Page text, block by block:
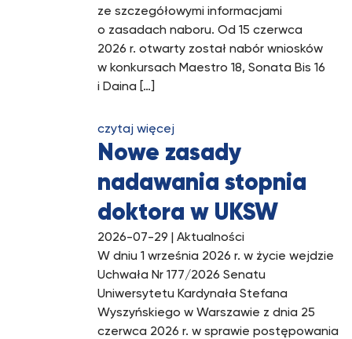
ze szczegółowymi informacjami
o zasadach naboru. Od 15 czerwca
2026 r. otwarty został nabór wniosków
w konkursach Maestro 18, Sonata Bis 16
i Daina […]
czytaj więcej
Nowe zasady
nadawania stopnia
doktora w UKSW
2026-07-29 | Aktualności
W dniu 1 września 2026 r. w życie wejdzie
Uchwała Nr 177/2026 Senatu
Uniwersytetu Kardynała Stefana
Wyszyńskiego w Warszawie z dnia 25
czerwca 2026 r. w sprawie postępowania